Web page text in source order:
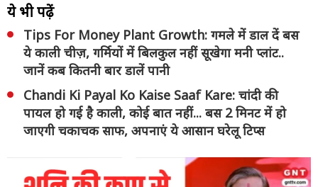
ये भी पढ़ें
Tips For Money Plant Growth: गमले में डाल दें बस
ये काली चीज़, गर्मियों में बिलकुल नहीं सूखेगा मनी प्लांट..
जानें कब कितनी बार डालें पानी
Chandi Ki Payal Ko Kaise Saaf Kare: चांदी की
पायल हो गई है काली, कोई बात नहीं... बस 2 मिनट में हो
जाएगी चकाचक साफ, अपनाएं ये आसान घरेलू टिप्स